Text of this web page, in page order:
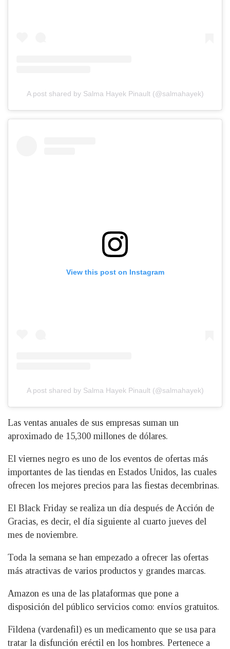
A post shared by Salma Hayek Pinault (@salmahayek)
View this post on Instagram
A post shared by Salma Hayek Pinault (@salmahayek)
Las ventas anuales de sus empresas suman un
aproximado de 15,300 millones de dólares.
El viernes negro es uno de los eventos de ofertas más
importantes de las tiendas en Estados Unidos, las cuales
ofrecen los mejores precios para las fiestas decembrinas.
El Black Friday se realiza un día después de Acción de
Gracias, es decir, el día siguiente al cuarto jueves del
mes de noviembre.
Toda la semana se han empezado a ofrecer las ofertas
más atractivas de varios productos y grandes marcas.
Amazon es una de las plataformas que pone a
disposición del público servicios como: envíos gratuitos.
Fildena (vardenafil) es un medicamento que se usa para
tratar la disfunción eréctil en los hombres. Pertenece a